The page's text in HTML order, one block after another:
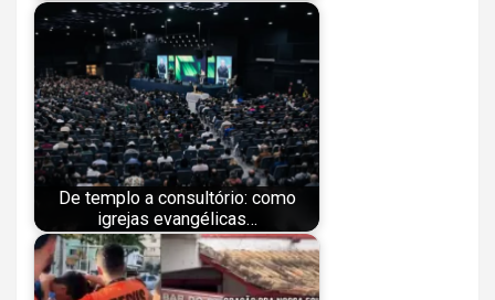
De templo a consultório: como
igrejas evangélicas…